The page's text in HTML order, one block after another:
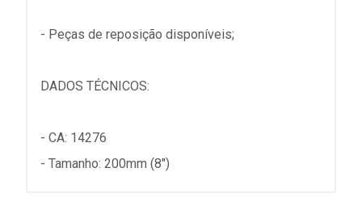
- Peças de reposição disponíveis;
DADOS TÉCNICOS:
- CA: 14276
- Tamanho: 200mm (8")